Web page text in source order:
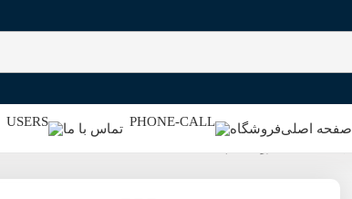
صفحه اصلیفروشگاه تماس با ما